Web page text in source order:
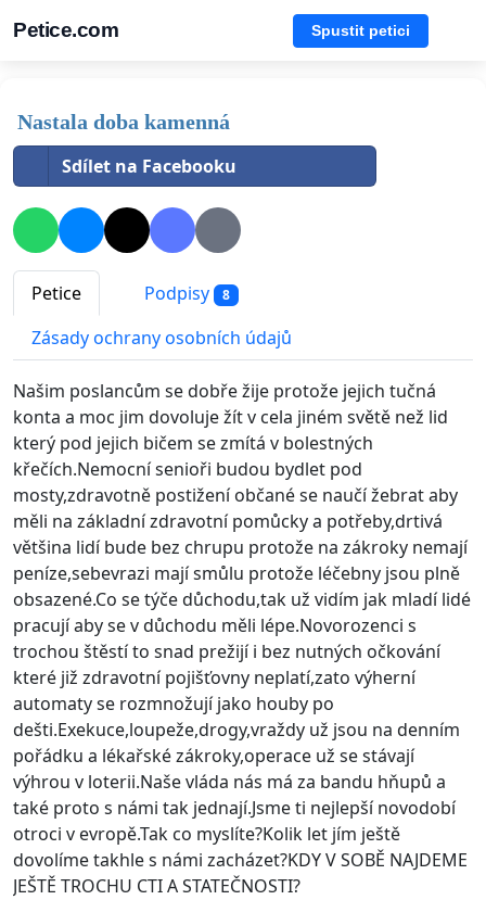
Petice.com Spustit petici
Nastala doba kamenná
Sdílet na Facebooku
Petice Podpisy 8
Zásady ochrany osobních údajů
Našim poslancům se dobře žije protože jejich tučná
konta a moc jim dovoluje žít v cela jiném světě než lid
který pod jejich bičem se zmítá v bolestných
křečích.Nemocní senioři budou bydlet pod
mosty,zdravotně postižení občané se naučí žebrat aby
měli na základní zdravotní pomůcky a potřeby,drtivá
většina lidí bude bez chrupu protože na zákroky nemají
peníze,sebevrazi mají smůlu protože léčebny jsou plně
obsazené.Co se týče důchodu,tak už vidím jak mladí lidé
pracují aby se v důchodu měli lépe.Novorozenci s
trochou štěstí to snad prežijí i bez nutných očkování
které již zdravotní pojišťovny neplatí,zato výherní
automaty se rozmnožují jako houby po
dešti.Exekuce,loupeže,drogy,vraždy už jsou na denním
pořádku a lékařské zákroky,operace už se stávají
výhrou v loterii.Naše vláda nás má za bandu hňupů a
také proto s námi tak jednají.Jsme ti nejlepší novodobí
otroci v evropě.Tak co myslíte?Kolik let jím ještě
dovolíme takhle s námi zacházet?KDY V SOBĚ NAJDEME
JEŠTĚ TROCHU CTI A STATEČNOSTI?